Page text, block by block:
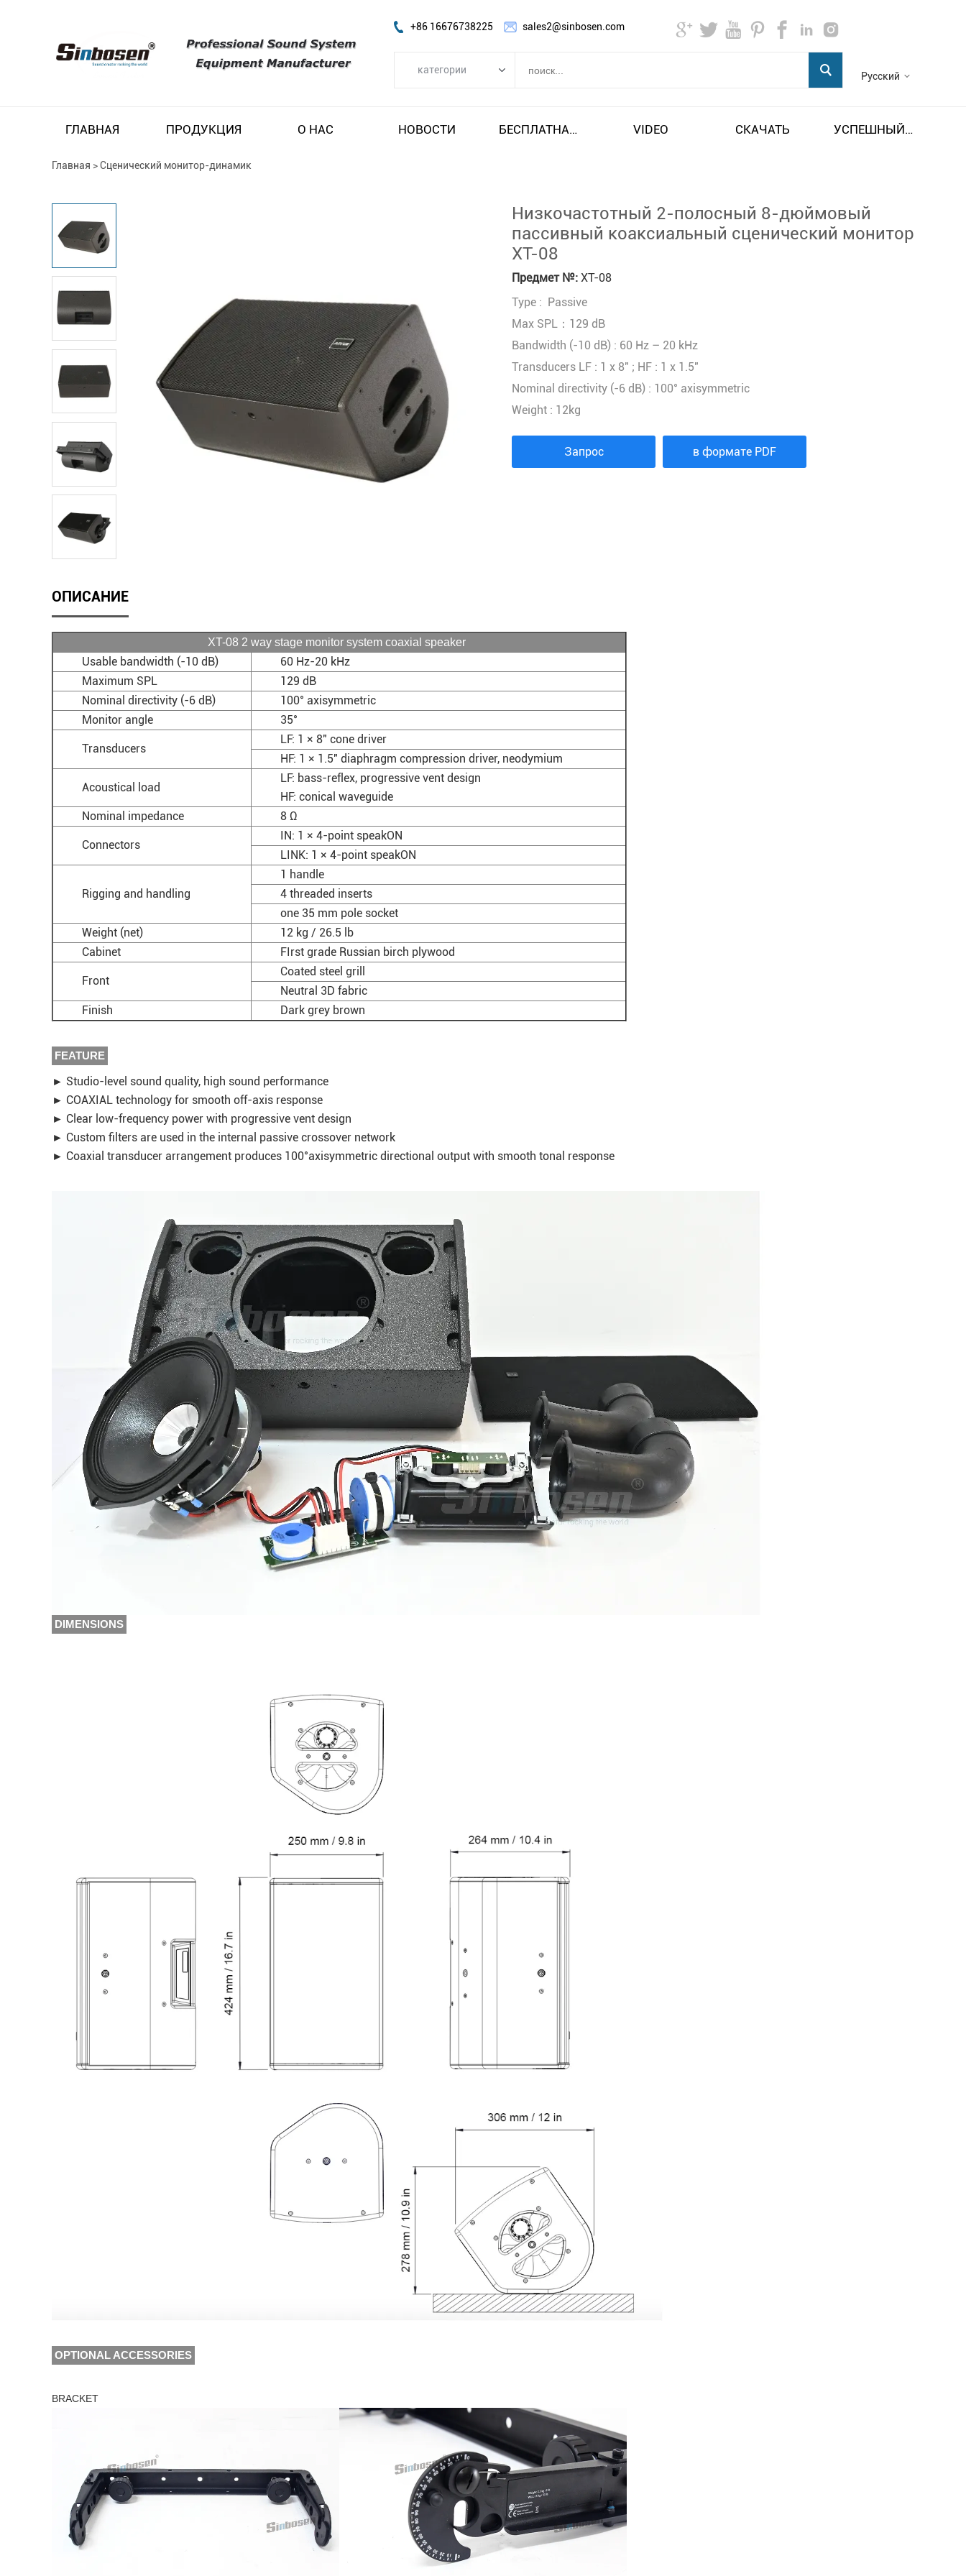
Русский
+86 16676738225 sales2@sinbosen.com
категории
FP УСИЛИТЕЛЬ
Коаксиальный динамик
Модуль усилителя
АУДИОПРОЦЕССОР
ГЛАВНАЯ ПРОДУКЦИЯ О НАС НОВОСТИ БЕСПЛАТНАЯ ДОСТАВКА И НАЛОГ VIDEO СКАЧАТЬ УСПЕШНЫЙ ПРИМЕР
Главная >Сценический монитор-динамик
Низкочастотный 2-полосный 8-дюймовый
пассивный коаксиальный сценический монитор
XT-08
Предмет №: XT-08
Type : Passive
Max SPL：129 dB
Bandwidth (-10 dB) : 60 Hz – 20 kHz
Transducers LF : 1 x 8" ; HF : 1 x 1.5"
Nominal directivity (-6 dB) : 100° axisymmetric
Weight : 12kg
Запрос в формате PDF
ОПИСАНИЕ
XT-08 2 way stage monitor system coaxial speaker
Usable bandwidth (-10 dB)
60 Hz-20 kHz
Maximum SPL
129 dB
Nominal directivity (-6 dB)
100° axisymmetric
Monitor angle
35°
Transducers
LF: 1 × 8″ cone driver
HF: 1 × 1.5″ diaphragm compression driver, neodymium
Acoustical load
LF: bass-reflex, progressive vent design
HF: conical waveguide
Nominal impedance
8 Ω
Connectors
IN: 1 × 4-point speakON
LINK: 1 × 4-point speakON
Rigging and handling
1 handle
4 threaded inserts
one 35 mm pole socket
Weight (net)
12 kg / 26.5 lb
Cabinet
FIrst grade Russian birch plywood
Front
Coated steel grill
Neutral 3D fabric
Finish
Dark grey brown
FEATURE
► Studio-level sound quality, high sound performance
► COAXIAL technology for smooth off-axis response
► Clear low-frequency power with progressive vent design
► Custom filters are used in the internal passive crossover network
► Coaxial transducer arrangement produces 100°axisymmetric directional output with smooth tonal response
DIMENSIONS
OPTIONAL ACCESSORIES
BRACKET